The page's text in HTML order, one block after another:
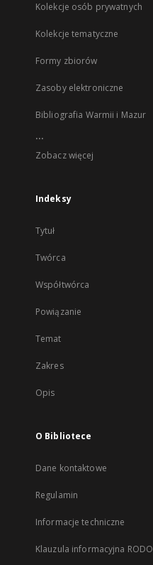
Kolekcje osób prywatnych
Kolekcje tematyczne
Formy zbiorów
Zasoby elektroniczne
Bibliografia Warmii i Mazur
...
Zobacz więcej
Indeksy
Tytuł
Twórca
Współtwórca
Powiązanie
Temat
Zakres
Opis
O Bibliotece
Dane kontaktowe
Regulamin
Informacje techniczne
Klauzula informacyjna RODO